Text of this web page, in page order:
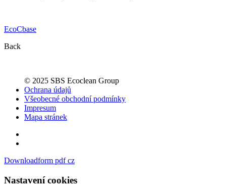
EcoCbase
Back
© 2025 SBS Ecoclean Group
Ochrana údajů
Všeobecné obchodní podmínky
Impresum
Mapa stránek
Downloadform pdf cz
Nastavení cookies